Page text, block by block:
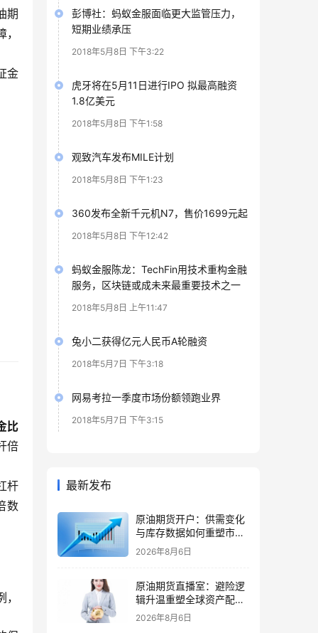
期
金
比
倍
杆
数
彭博社：蚂蚁金服面临更大监管压力，
短期业绩承压
2018年5月8日 下午3:22
虎牙将在5月11日进行IPO 拟最高融资
1.8亿美元
2018年5月8日 下午1:58
观致汽车发布MILE计划
2018年5月8日 下午1:23
360发布全新千元机N7，售价1699元起
2018年5月8日 下午12:42
蚂蚁金服陈龙：TechFin用技术重构金融
服务，区块链或成未来最重要技术之一
2018年5月8日 上午11:47
兔小二获得亿元人民币A轮融资
2018年5月7日 下午3:18
网易考拉一季度市场份额领跑业界
2018年5月7日 下午3:15
最新发布
原油期货开户：供需变化
与库存数据如何重塑市场
节奏
2026年8月6日
原油期货直播室：避险逻
辑升温重塑全球资产配置
主线格局
2026年8月6日